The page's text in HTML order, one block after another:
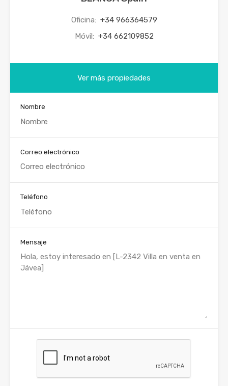
Oficina: +34 966364579
Móvil: +34 662109852
Ver más propiedades
Nombre
Correo electrónico
Teléfono
Mensaje